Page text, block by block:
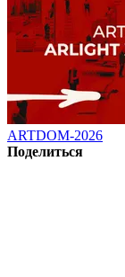
ARTDOM-2026
Поделиться